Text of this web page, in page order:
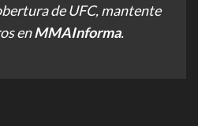
de UFC, mantente
enMMAInforma.